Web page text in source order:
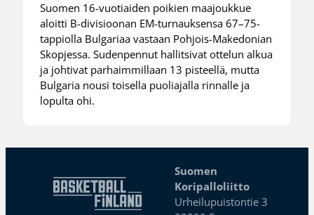
Suomen 16-vuotiaiden poikien maajoukkue
aloitti B-divisioonan EM-turnauksensa 67–75-
tappiolla Bulgariaa vastaan Pohjois-Makedonian
Skopjessa. Sudenpennut hallitsivat ottelun alkua
ja johtivat parhaimmillaan 13 pisteellä, mutta
Bulgaria nousi toisella puoliajalla rinnalle ja
lopulta ohi.
Suomen
Koripalloliitto
Urheilupuistontie 3